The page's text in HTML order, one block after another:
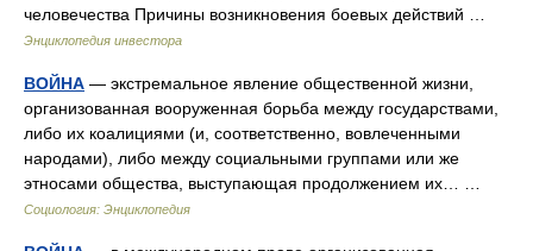
человечества Причины возникновения боевых действий …
Энциклопедия инвестора
ВОЙНА — экстремальное явление общественной жизни,
организованная вооруженная борьба между государствами,
либо их коалициями (и, соответственно, вовлеченными
народами), либо между социальными группами или же
этносами общества, выступающая продолжением их… …
Социология: Энциклопедия